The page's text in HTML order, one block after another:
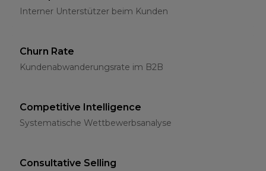
Interner Unterstützer beim Kunden
Churn Rate
Kundenabwanderungsrate im B2B
Competitive Intelligence
Systematische Wettbewerbsanalyse
Consultative Selling